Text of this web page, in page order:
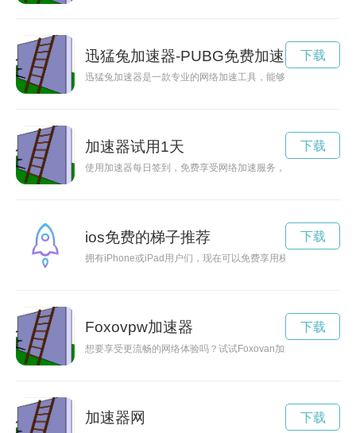
迅猛兔加速器-PUBG免费加速器
迅猛兔加速器是一款专业的网络加速工具，能够帮助用户提升
下载
加速器试用1天
使用加速器每日签到，免费享受网络加速服务，带给您更顺畅的
下载
ios免费的梯子推荐
拥有iPhone或iPad用户们，现在可以免费享用梯子加速器，加
下载
Foxovpw加速器
想要享受更流畅的网络体验吗？试试Foxovan加速器，它可以
下载
加速器网 下载